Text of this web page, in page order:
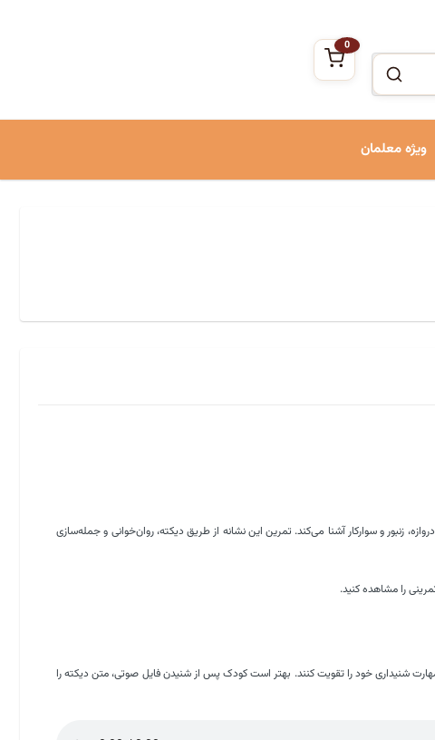
0
ویژه معلمان
زنبور و سوارکار آشنا می‌کند. تمرین این نشانه از طریق دیکته، روان‌خوانی و جمله‌سازی
را مشاهده کنید.
شنیداری خود را تقویت کنند. بهتر است کودک پس از شنیدن فایل صوتی، متن دیکته را